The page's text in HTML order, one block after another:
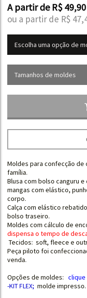
A partir de R$ 49,90
ou a partir de R$
Moldes para confecção de
família.
Blusa com bolso canguru
mangas com elástico,
corpo.
Calça com elástico
bolso traseiro.
Moldes com cálculo de
dispensa o tempo de
Tecidos: soft, fleece e
Peça piloto foi
venda.
Opções de moldes: clique
-KIT FLEX; molde impresso.